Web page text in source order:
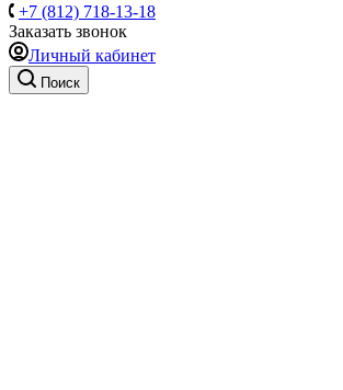
+7 (812) 718-13-18
Заказать звонок
Личный кабинет
Поиск